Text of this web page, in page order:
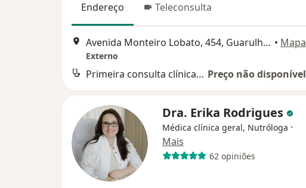
Endereço
Teleconsulta
Avenida Monteiro Lobato, 454, Guarulhos • Mapa
Externo
Primeira consulta clínica médica Preço não disponível
Dra. Erika Rodrigues
Médica clínica geral, Nutróloga ·
Mais
62 opiniões